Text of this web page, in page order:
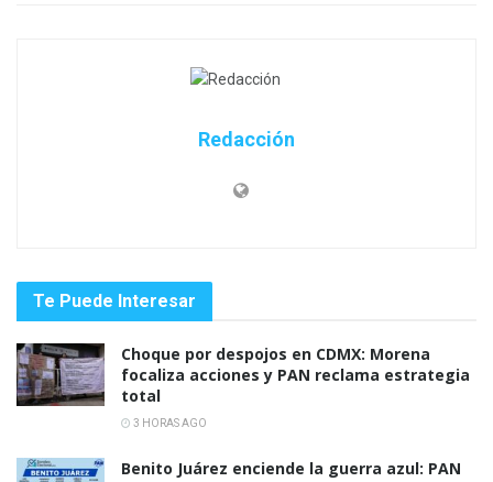
Redacción
Te Puede Interesar
Choque por despojos en CDMX: Morena
focaliza acciones y PAN reclama estrategia
total
3 HORAS AGO
Benito Juárez enciende la guerra azul: PAN